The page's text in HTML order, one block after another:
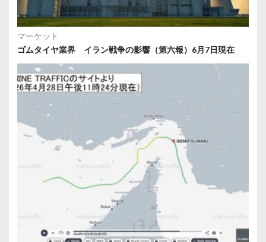
マーケット
ゴムタイヤ業界 イラン戦争の影響（第六報）6月7日現在